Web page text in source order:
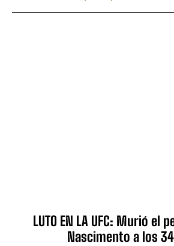
LUTO EN LA UFC: Murió el
Nascimento a los